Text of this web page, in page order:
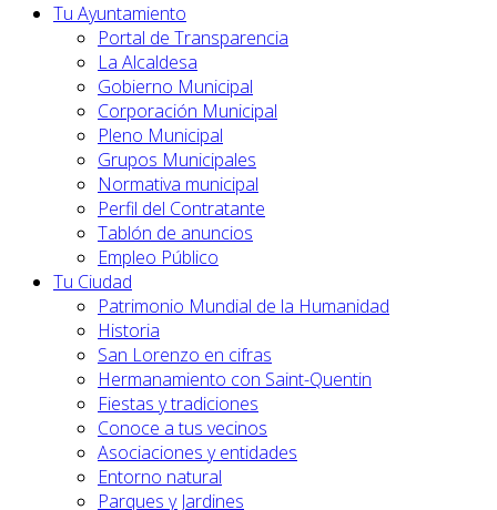
Tu Ayuntamiento
Portal de Transparencia
La Alcaldesa
Gobierno Municipal
Corporación Municipal
Pleno Municipal
Grupos Municipales
Normativa municipal
Perfil del Contratante
Tablón de anuncios
Empleo Público
Tu Ciudad
Patrimonio Mundial de la Humanidad
Historia
San Lorenzo en cifras
Hermanamiento con Saint-Quentin
Fiestas y tradiciones
Conoce a tus vecinos
Asociaciones y entidades
Entorno natural
Parques y Jardines